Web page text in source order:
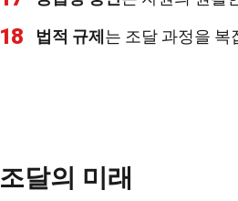
18 법적 규제 는 조달 과정을 복
조달의 미래